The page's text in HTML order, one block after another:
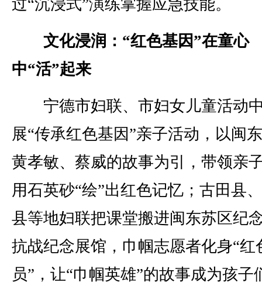
过“沉浸式”演练掌握应急技能。
文化浸润：“红色基因”在童心
中“活”起来
宁德市妇联、市妇女儿童活动
展“传承红色基因”亲子活动，以闽
黄孝敏、蔡威的故事为引，带领亲
用石英砂“绘”出红色记忆；古田县
县等地妇联把课堂搬进闽东苏区纪
抗战纪念展馆，巾帼志愿者化身“红
员”，让“巾帼英雄”的故事成为孩子